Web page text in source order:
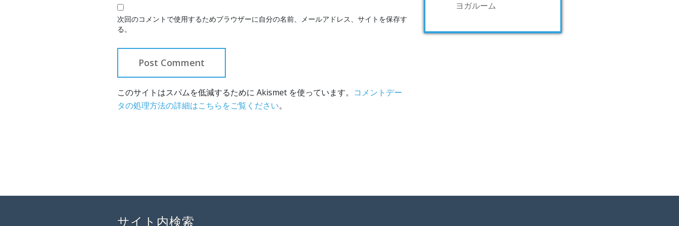
次回のコメントで使用するためブラウザーに自分の名前、メールアドレス、サイトを保存す
る。
このサイトはスパムを低減するために Akismet を使っています。 コメントデー
タの処理方法の詳細はこちらをご覧ください。
ヨガルーム
サイト内検索